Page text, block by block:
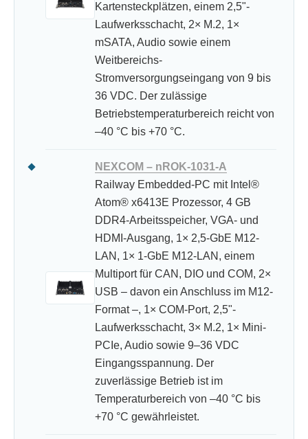
Kartensteckplätzen, einem 2,5"-
Laufwerksschacht, 2× M.2, 1×
mSATA, Audio sowie einem
Weitbereichs-
Stromversorgungseingang von 9 bis
36 VDC. Der zulässige
Betriebstemperaturbereich reicht von
–40 °C bis +70 °C.
NEXCOM – nROK-1031-A
Railway Embedded-PC mit Intel®
Atom® x6413E Prozessor, 4 GB
DDR4-Arbeitsspeicher, VGA- und
HDMI-Ausgang, 1× 2,5-GbE M12-
LAN, 1× 1-GbE M12-LAN, einem
Multiport für CAN, DIO und COM, 2×
USB – davon ein Anschluss im M12-
Format –, 1× COM-Port, 2,5"-
Laufwerksschacht, 3× M.2, 1× Mini-
PCIe, Audio sowie 9–36 VDC
Eingangsspannung. Der
zuverlässige Betrieb ist im
Temperaturbereich von –40 °C bis
+70 °C gewährleistet.